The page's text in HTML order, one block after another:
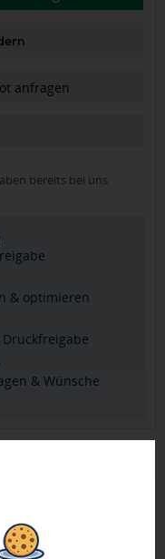
anfragen
bereits bei uns
& optimieren
& Wünsche
senator Mine
blau -